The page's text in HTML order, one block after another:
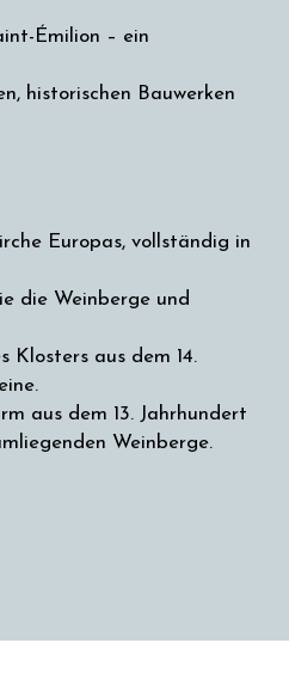
Émilion – ein
historischen Bauwerken
Europas, vollständig in
die Weinberge und
Klosters aus dem 14.
aus dem 13. Jahrhundert
Weinberge.